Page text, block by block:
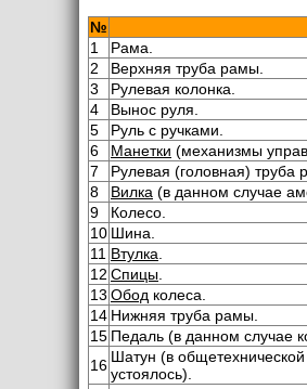
№
1
Рама.
2
Верхняя труба рамы.
3
Рулевая колонка.
4
Вынос руля.
5
Руль с ручками.
6
Манетки (механизмы
7
Рулевая (головная) труба
8
Вилка (в данном случае
9
Колесо.
10 Шина.
11 Втулка
12 Спицы
13 Обод колеса.
14 Нижняя труба рамы.
15 Педаль (в данном случае
16 Шатун (в
устоялось).